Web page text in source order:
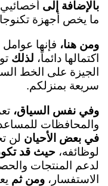
بالإضافة إلى
ما يخص أجهزة
ومن هنا، فإنها
اكتمالها دائماً، لذلك
سريعة بمنزلكم.
وفي نفس السياق،
والمحافظات
في بعض الأحيان لن
لوظائفه، حيث قد
لدعم المنتجات
الاستفسار، ومن ثم